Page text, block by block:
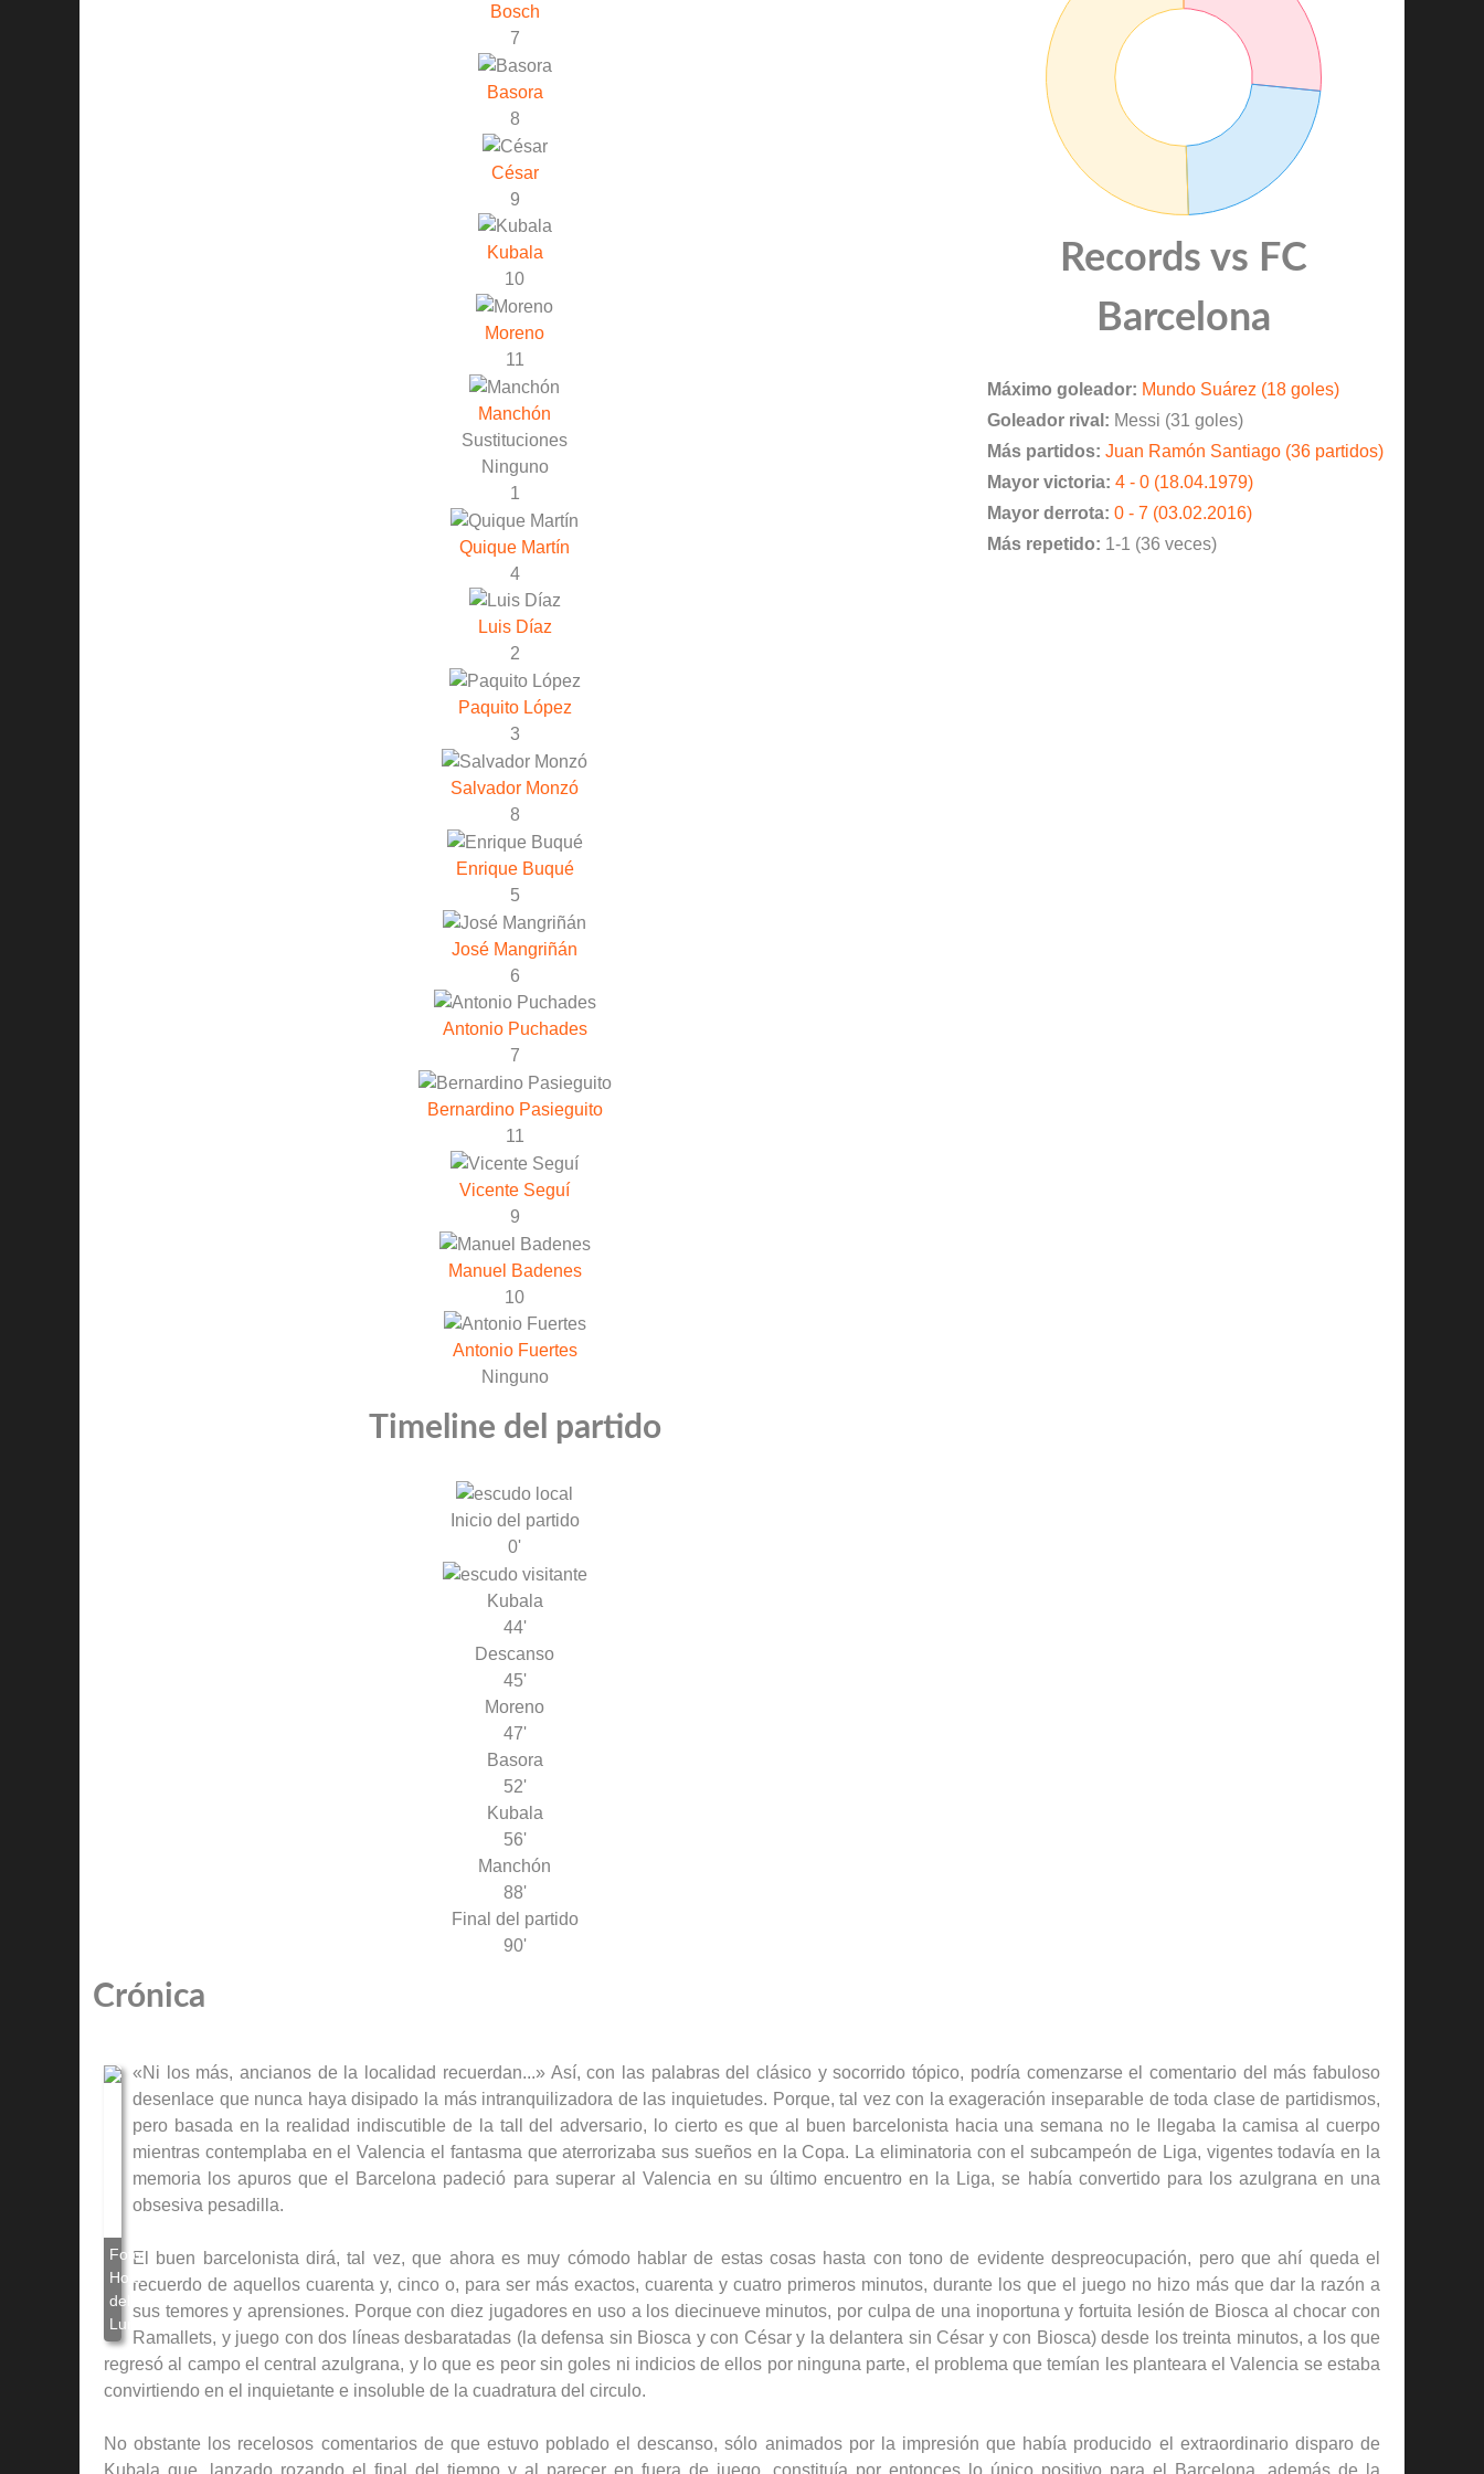
Bosch
7
Basora
8
César
9
Kubala
10
Moreno
11
Manchón
Sustituciones
Ninguno
1
Quique Martín
4
Luis Díaz
2
Paquito López
3
Salvador Monzó
8
Enrique Buqué
5
José Mangriñán
6
Antonio Puchades
7
Bernardino Pasieguito
11
Vicente Seguí
9
Manuel Badenes
10
Antonio Fuertes
Ninguno
Timeline del partido
Inicio del partido
0'
Kubala
44'
Descanso
45'
Moreno
47'
Basora
52'
Kubala
56'
Manchón
88'
Final del partido
90'
Records vs FC
Barcelona
Máximo goleador: Mundo Suárez (18 goles)
Goleador rival: Messi (31 goles)
Más partidos: Juan Ramón Santiago (36 partidos)
Mayor victoria: 4 - 0 (18.04.1979)
Mayor derrota: 0 - 7 (03.02.2016)
Más repetido: 1-1 (36 veces)
Crónica
«Ni los más, ancianos de la localidad recuerdan...» Así, con las palabras del clásico y socorrido tópico, podría comenzarse el comentario del más fabuloso
desenlace que nunca haya disipado la más intranquilizadora de las inquietudes. Porque, tal vez con la exageración inseparable de toda clase de partidismos,
pero basada en la realidad indiscutible de la tall del adversario, lo cierto es que al buen barcelonista hacia una semana no le llegaba la camisa al cuerpo
mientras contemplaba en el Valencia el fantasma que aterrorizaba sus sueños en la Copa. La eliminatoria con el subcampeón de Liga, vigentes todavía en la
memoria los apuros que el Barcelona padeció para superar al Valencia en su último encuentro en la Liga, se había convertido para los azulgrana en una
obsesiva pesadilla.
El buen barcelonista dirá, tal vez, que ahora es muy cómodo hablar de estas cosas hasta con tono de evidente despreocupación, pero que ahí queda el
recuerdo de aquellos cuarenta y, cinco o, para ser más exactos, cuarenta y cuatro primeros minutos, durante los que el juego no hizo más que dar la razón a
sus temores y aprensiones. Porque con diez jugadores en uso a los diecinueve minutos, por culpa de una inoportuna y fortuita lesión de Biosca al chocar con
Ramallets, y juego con dos líneas desbaratadas (la defensa sin Biosca y con César y la delantera sin César y con Biosca) desde los treinta minutos, a los que
regresó al campo el central azulgrana, y lo que es peor sin goles ni indicios de ellos por ninguna parte, el problema que temían les planteara el Valencia se estaba
convirtiendo en el inquietante e insoluble de la cuadratura del circulo.
No obstante los recelosos comentarios de que estuvo poblado el descanso, sólo animados por la impresión que había producido el extraordinario disparo de
Kubala que, lanzado rozando el final del tiempo y al parecer en fuera de juego, constituía por entonces lo único positivo para el Barcelona, además de la